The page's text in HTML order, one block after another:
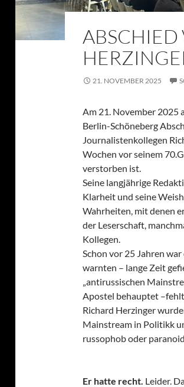
ABSCHIED
21. NOVEMBER 2025
Am 21. November 2025
Berlin-Schöneberg
Journalistenkollegen
Wochen vor seinem
verstorben ist.
Seine langjährige
Klarheit und seine
Wahrheiten, mit denen
der Leserschaft,
Kollegen.
Schon vor 25 Jahren
warnten – lange Zeit
„antirussischen
Apostel behauptet
Richard Herzinger
Mainstream in Politikk
russophob oder
Er hatte recht. Leider.